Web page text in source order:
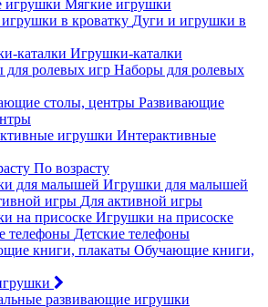
Мягкие игрушки
Дуги и игрушки в
Игрушки-каталки
Наборы для ролевых
Развивающие
Интерактивные
По возрасту
Игрушки для малышей
Для активной игры
Игрушки на присоске
Детские телефоны
Обучающие книги,